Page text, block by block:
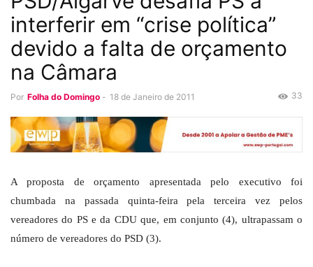
interferir em “crise política”
devido a falta de orçamento
na Câmara
Por Folha do Domingo - 18 de Janeiro de 2011 33
A proposta de orçamento apresentada pelo executivo foi
chumbada na passada quinta-feira pela terceira vez pelos
vereadores do PS e da CDU que, em conjunto (4), ultrapassam o
número de vereadores do PSD (3).